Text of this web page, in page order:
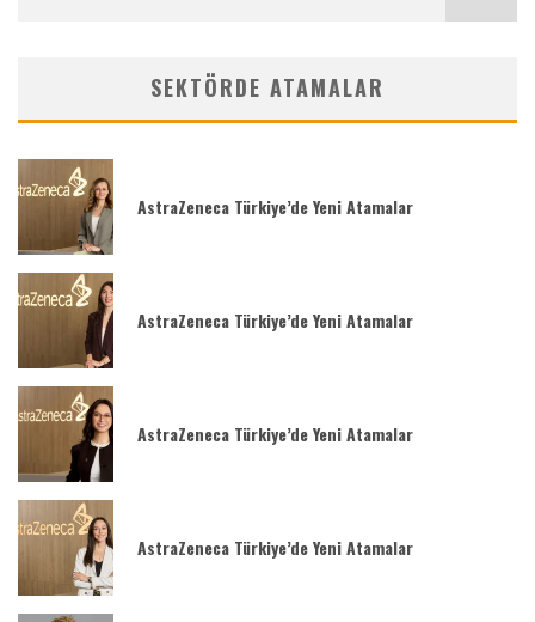
SEKTÖRDE ATAMALAR
AstraZeneca Türkiye’de Yeni Atamalar
AstraZeneca Türkiye’de Yeni Atamalar
AstraZeneca Türkiye’de Yeni Atamalar
AstraZeneca Türkiye’de Yeni Atamalar